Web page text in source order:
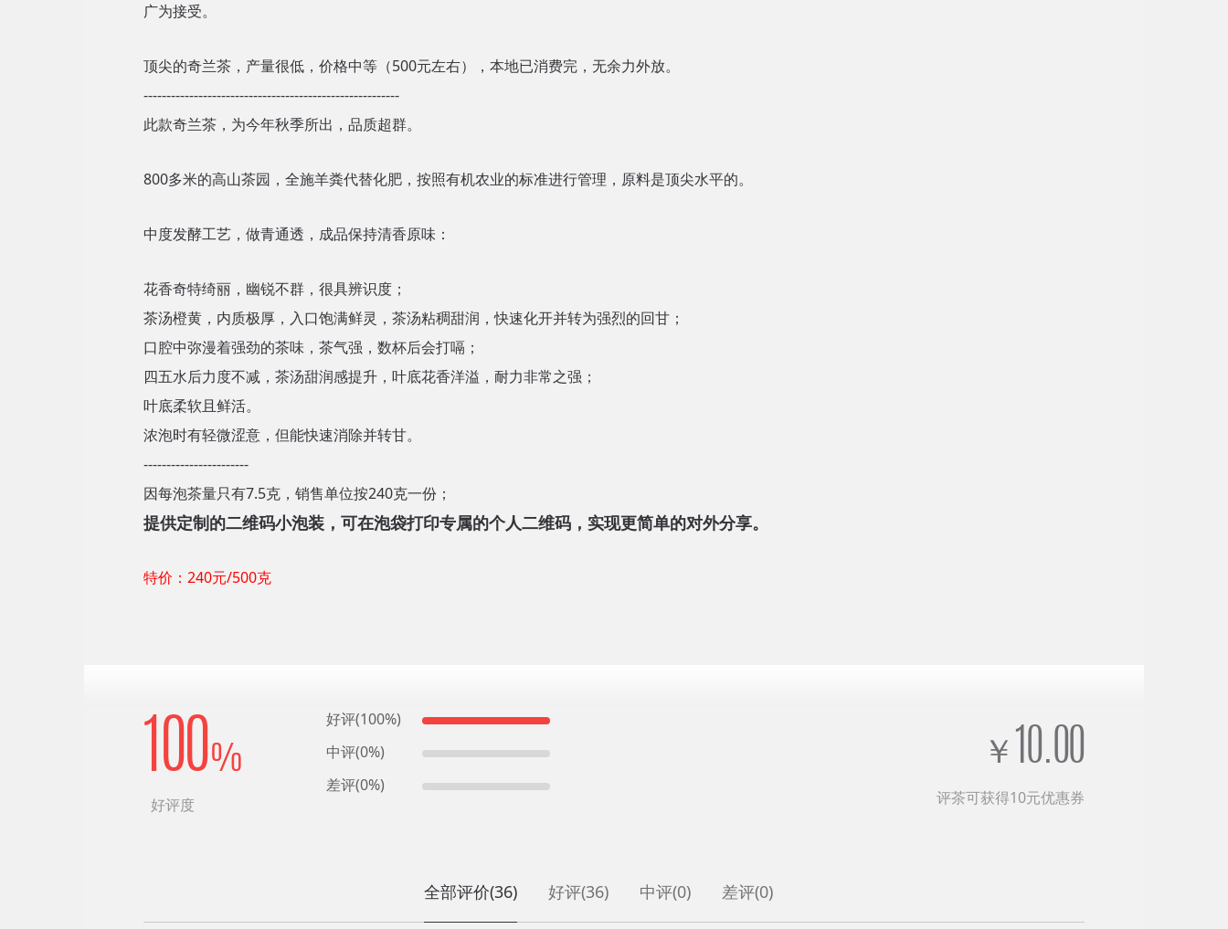
广为接受。
顶尖的奇兰茶，产量很低，价格中等（500元左右），本地已消费完，无余力外放。
--------------------------------------------------------
此款奇兰茶，为今年秋季所出，品质超群。
800多米的高山茶园，全施羊粪代替化肥，按照有机农业的标准进行管理，原料是顶尖水平的。
中度发酵工艺，做青通透，成品保持清香原味：
花香奇特绮丽，幽锐不群，很具辨识度；
茶汤橙黄，内质极厚，入口饱满鲜灵，茶汤粘稠甜润，快速化开并转为强烈的回甘；
口腔中弥漫着强劲的茶味，茶气强，数杯后会打嗝；
四五水后力度不减，茶汤甜润感提升，叶底花香洋溢，耐力非常之强；
叶底柔软且鲜活。
浓泡时有轻微涩意，但能快速消除并转甘。
-----------------------
因每泡茶量只有7.5克，销售单位按240克一份；
提供定制的二维码小泡装，可在泡袋打印专属的个人二维码，实现更简单的对外分享。
特价：240元/500克
100%
好评度
好评(100%)
中评(0%)
差评(0%)
￥ 10.00
评茶可获得10元优惠券
全部评价(36) 好评(36) 中评(0) 差评(0)